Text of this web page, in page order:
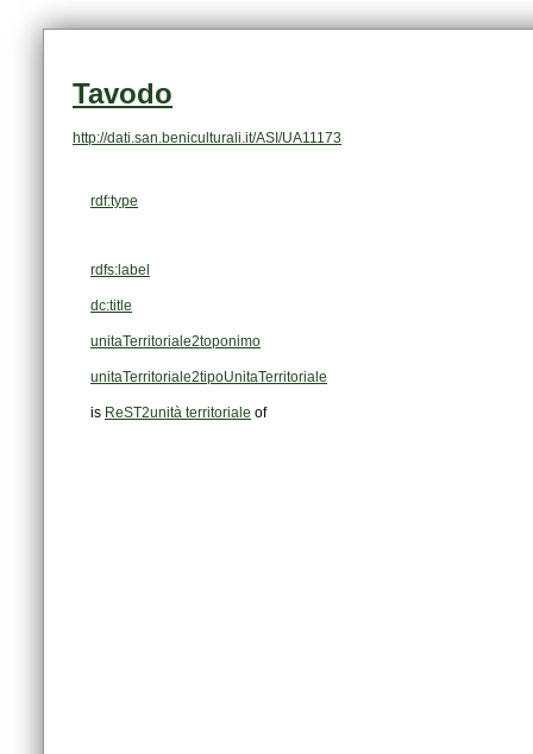
Tavodo
http://dati.san.beniculturali.it/ASI/UA11173
rdf:type
rdfs:label
dc:title
unitaTerritoriale2toponimo
unitaTerritoriale2tipoUnitaTerritoriale
is ReST2unità territoriale of